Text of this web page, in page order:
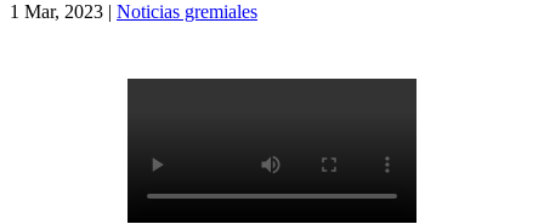
1 Mar, 2023 | Noticias gremiales